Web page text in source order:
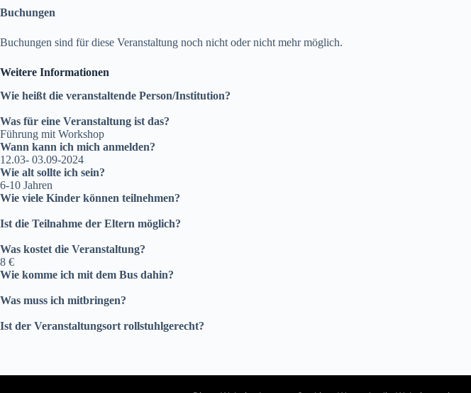
Buchungen
Buchungen sind für diese Veranstaltung noch nicht oder nicht mehr möglich.
Weitere Informationen
Wie heißt die veranstaltende Person/Institution?
Was für eine Veranstaltung ist das?
Führung mit Workshop
Wann kann ich mich anmelden?
12.03- 03.09-2024
Wie alt sollte ich sein?
6-10 Jahren
Wie viele Kinder können teilnehmen?
Ist die Teilnahme der Eltern möglich?
Was kostet die Veranstaltung?
8 €
Wie komme ich mit dem Bus dahin?
Was muss ich mitbringen?
Ist der Veranstaltungsort rollstuhlgerecht?